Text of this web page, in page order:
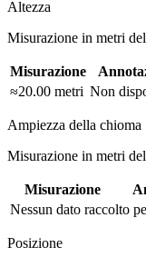
Altezza
Misurazione in metri
Misurazione
≈20.00 metri Non
Ampiezza della chioma
Misurazione in metri
Misurazione
Nessun dato raccolto
Posizione